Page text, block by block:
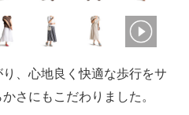
、心地良く快適な歩行をサ
さにもこだわりました。